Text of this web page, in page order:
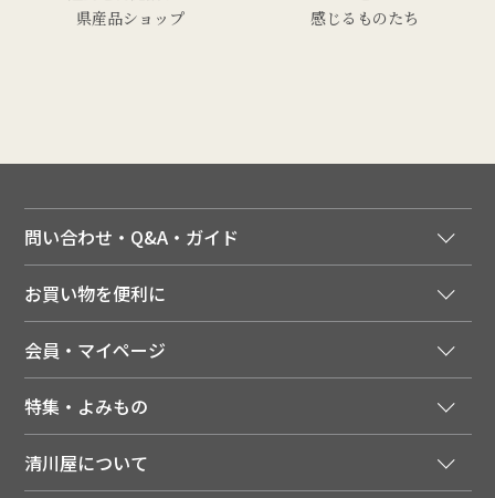
県産品ショップ
感じるものたち
問い合わせ・Q&A・ガイド
ご利用ガイド
領収書について
送料について
配達日について
返品について
お買い物を便利に
季節のカタログを無料でお届け
店舗・ECポイント共通アプリ
LINEお友だち登録
会員・マイページ
会員特典について
注文履歴
特集・よみもの
メディア掲載商品
清川屋について